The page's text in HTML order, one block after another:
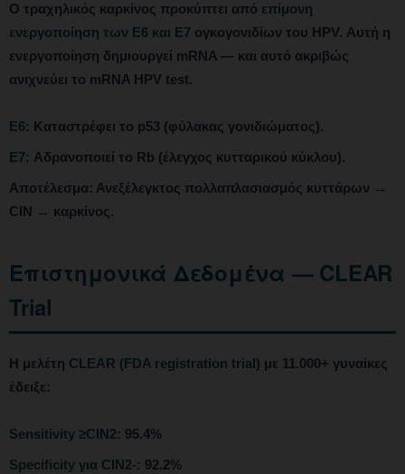
Ο τραχηλικός καρκίνος προκύπτει από επίμονη
ενεργοποίηση των E6 και E7 ογκογονιδίων του HPV. Αυτή η
ενεργοποίηση δημιουργεί mRNA — και αυτό ακριβώς
ανιχνεύει το mRNA HPV test.
E6: Καταστρέφει το p53 (φύλακας γονιδιώματος).
E7: Αδρανοποιεί το Rb (έλεγχος κυτταρικού κύκλου).
Αποτέλεσμα: Ανεξέλεγκτος πολλαπλασιασμός κυττάρων →
CIN → καρκίνος.
Επιστημονικά Δεδομένα — CLEAR
Trial
Η μελέτη CLEAR (FDA registration trial) με 11.000+ γυναίκες
έδειξε:
Sensitivity ≥CIN2: 95.4%
Specificity για CIN2-: 92.2%